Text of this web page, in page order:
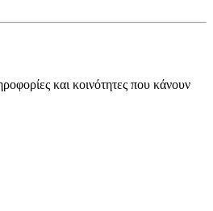
και κοινότητες που κάνουν